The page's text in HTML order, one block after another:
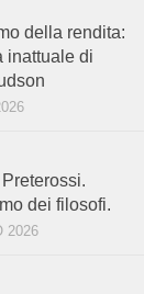
della rendita:
inattuale di
dei filosofi.
2026